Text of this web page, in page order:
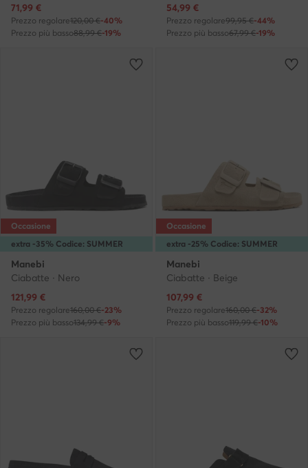
Prezzo attuale
71,99 €
Prezzo regolare120,00 €-40%
Prezzo più basso88,99 €-19%
Prezzo attuale
54,99 €
Prezzo regolare99,95 €-44%
Prezzo più basso67,99 €-19%
extra -35% Codice: SUMMER
Occasione
Manebi
Ciabatte · Nero
Prezzo attuale
121,99 €
Prezzo regolare160,00 €-23%
Prezzo più basso134,99 €-9%
extra -25% Codice: SUMMER
Occasione
Manebi
Ciabatte · Beige
Prezzo attuale
107,99 €
Prezzo regolare160,00 €-32%
Prezzo più basso119,99 €-10%